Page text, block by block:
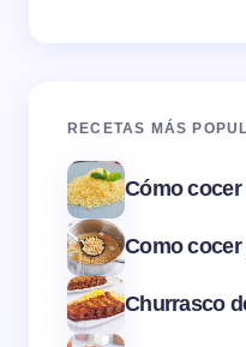
RECETAS MÁS
Cómo
Como
Churrasco